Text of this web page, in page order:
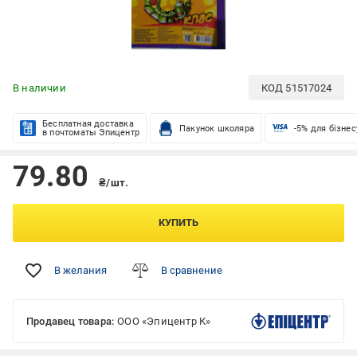
В наличии КОД 51517024
Бесплатная доставка
в почтоматы Эпицентр
Пакунок школяра -5% для
79.80 ₴/шт.
КУПИТЬ
В желания В сравнение
Продавец товара: ООО «Эпицентр К»